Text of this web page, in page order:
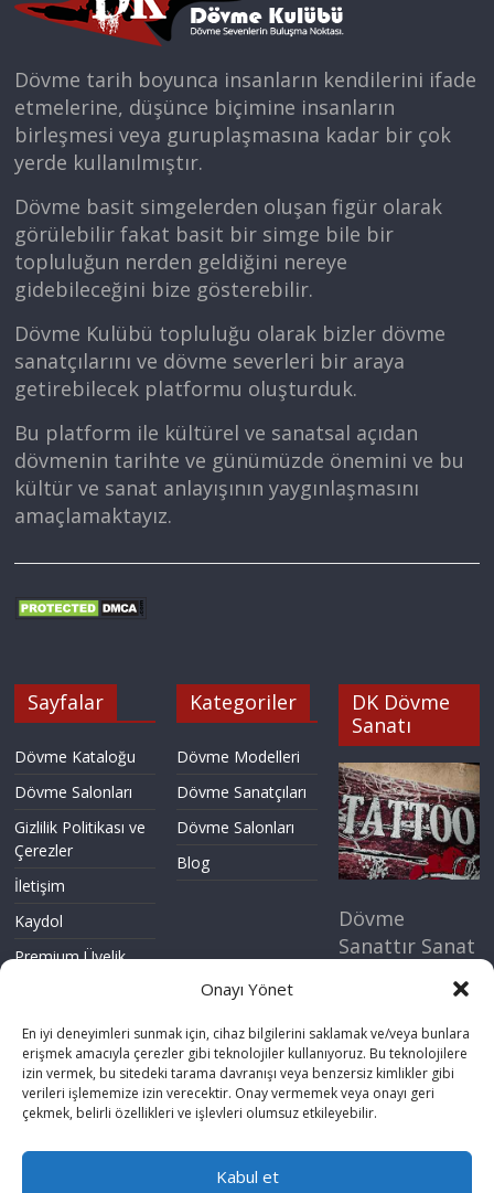
Onayı Yönet
En iyi deneyimleri sunmak için, cihaz bilgilerini saklamak ve/veya bunlara
erişmek amacıyla çerezler gibi teknolojiler kullanıyoruz. Bu teknolojilere
izin vermek, bu sitedeki tarama davranışı veya benzersiz kimlikler gibi
verileri işlememize izin verecektir. Onay vermemek veya onayı geri
çekmek, belirli özellikleri ve işlevleri olumsuz etkileyebilir.
Kabul et
Dövme tarih boyunca insanların kendilerini ifade
etmelerine, düşünce biçimine insanların
birleşmesi veya guruplaşmasına kadar bir çok
yerde kullanılmıştır.
Dövme basit simgelerden oluşan figür olarak
görülebilir fakat basit bir simge bile bir
topluluğun nerden geldiğini nereye
gidebileceğini bize gösterebilir.
Dövme Kulübü topluluğu olarak bizler dövme
sanatçılarını ve dövme severleri bir araya
getirebilecek platformu oluşturduk.
Bu platform ile kültürel ve sanatsal açıdan
dövmenin tarihte ve günümüzde önemini ve bu
kültür ve sanat anlayışının yaygınlaşmasını
amaçlamaktayız.
Sayfalar
Dövme Kataloğu
Dövme Salonları
Gizlilik Politikası ve
Çerezler
İletişim
Kaydol
Premium Üyelik
Kategoriler
Dövme Modelleri
Dövme Sanatçıları
Dövme Salonları
Blog
DK Dövme
Sanatı
Dövme
Sanattır Sanat
Dövme Kulübü
Topluluğuna
şimdi katıl.